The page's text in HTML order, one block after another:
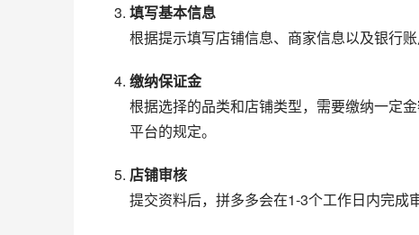
填写基本信息
根据提示填写店铺信息、商家信息以及银行
缴纳保证金
根据选择的品类和店铺类型，需要缴纳一定
平台的规定。
店铺审核
提交资料后，拼多多会在1-3个工作日内完成